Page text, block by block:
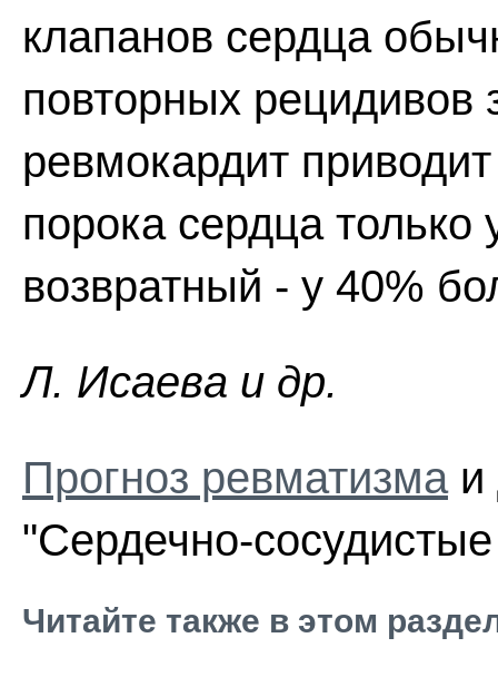
клапанов сердца
повторных
ревмокардит
порока сердца только
возвратный - у 40%
Л. Иcaeвa и др.
Прогноз ревматизмаи
"Сердечно-
Читайте также в этом